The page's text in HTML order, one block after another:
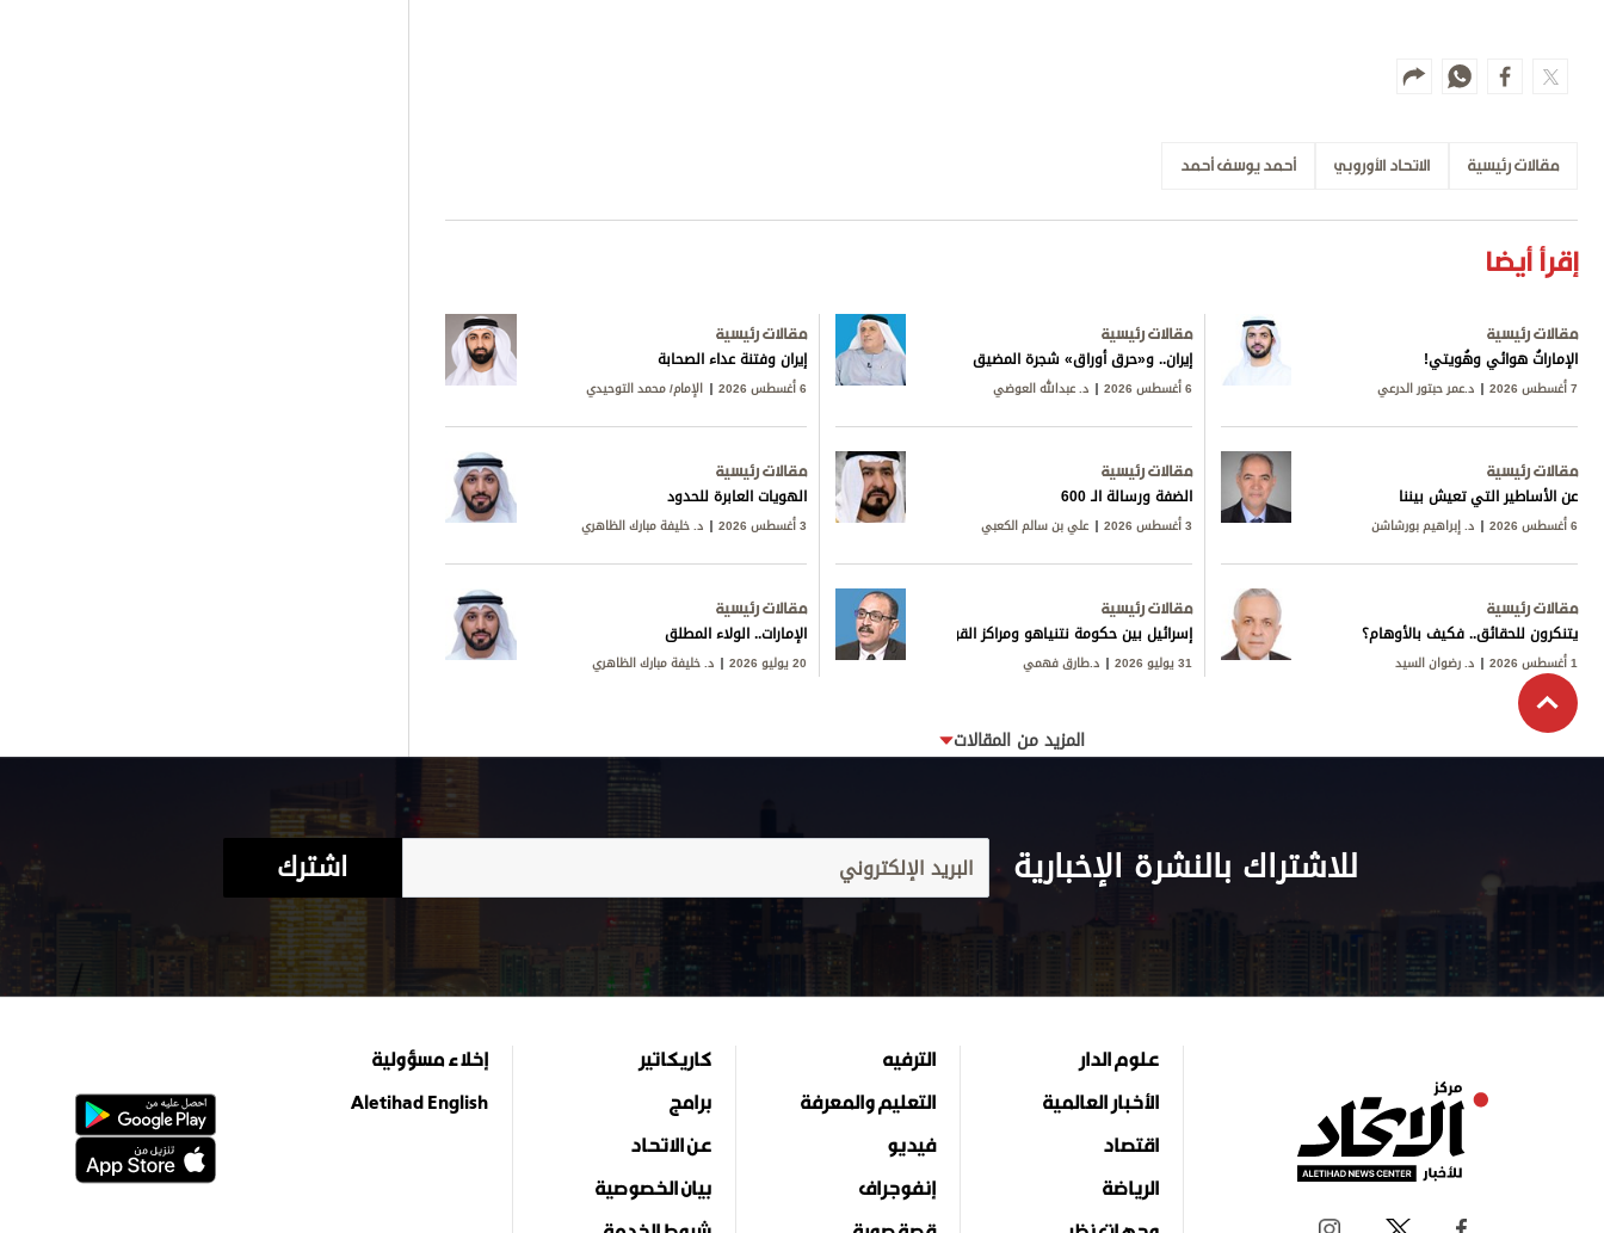
مقالات رئيسية الاتحاد الأوروبي أحمد يوسف أحمد
إقرأ أيضا
مقالات رئيسية
الإماراتُ هوائي وهُويتي!
7 أغسطس 2026 د.عمر حبتور الدرعي
مقالات رئيسية
إيران.. و«حرق أوراق» شجرة المضيق
6 أغسطس 2026 د. عبدالله العوضي
مقالات رئيسية
إيران وفتنة عداء الصحابة
6 أغسطس 2026 الإمام/ محمد التوحيدي
مقالات رئيسية
عن الأساطير التي تعيش بيننا
6 أغسطس 2026 د. إبراهيم بورشاشن
مقالات رئيسية
الضفة ورسالة الـ 600
3 أغسطس 2026 علي بن سالم الكعبي
مقالات رئيسية
الهويات العابرة للحدود
3 أغسطس 2026 د. خليفة مبارك الظاهري
مقالات رئيسية
يتنكرون للحقائق.. فكيف بالأوهام؟
1 أغسطس 2026 د. رضوان السيد
مقالات رئيسية
إسرائيل بين حكومة نتنياهو ومراكز القوى
31 يوليو 2026 د.طارق فهمي
مقالات رئيسية
الإمارات.. الولاء المطلق
20 يوليو 2026 د. خليفة مبارك الظاهري
المزيد من المقالات
للاشتراك بالنشرة الإخبارية اشترك
علوم الدار
الأخبار العالمية
اقتصاد
الرياضة
الترفيه
التعليم والمعرفة
فيديو
إنفوجراف
كاريكاتير
برامج
عن الاتحاد
بيان الخصوصية
إخلاء مسؤولية
Aletihad English